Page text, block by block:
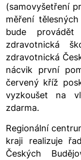
(samovyšetření
měření
bude
zdravotnická
zdravotnická
nácvik první
červený kříž
vyzkoušet na
zdarma.
Regionální
kraji realizuje
Českých